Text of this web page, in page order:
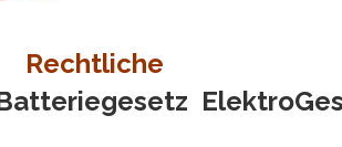
Rechtliche